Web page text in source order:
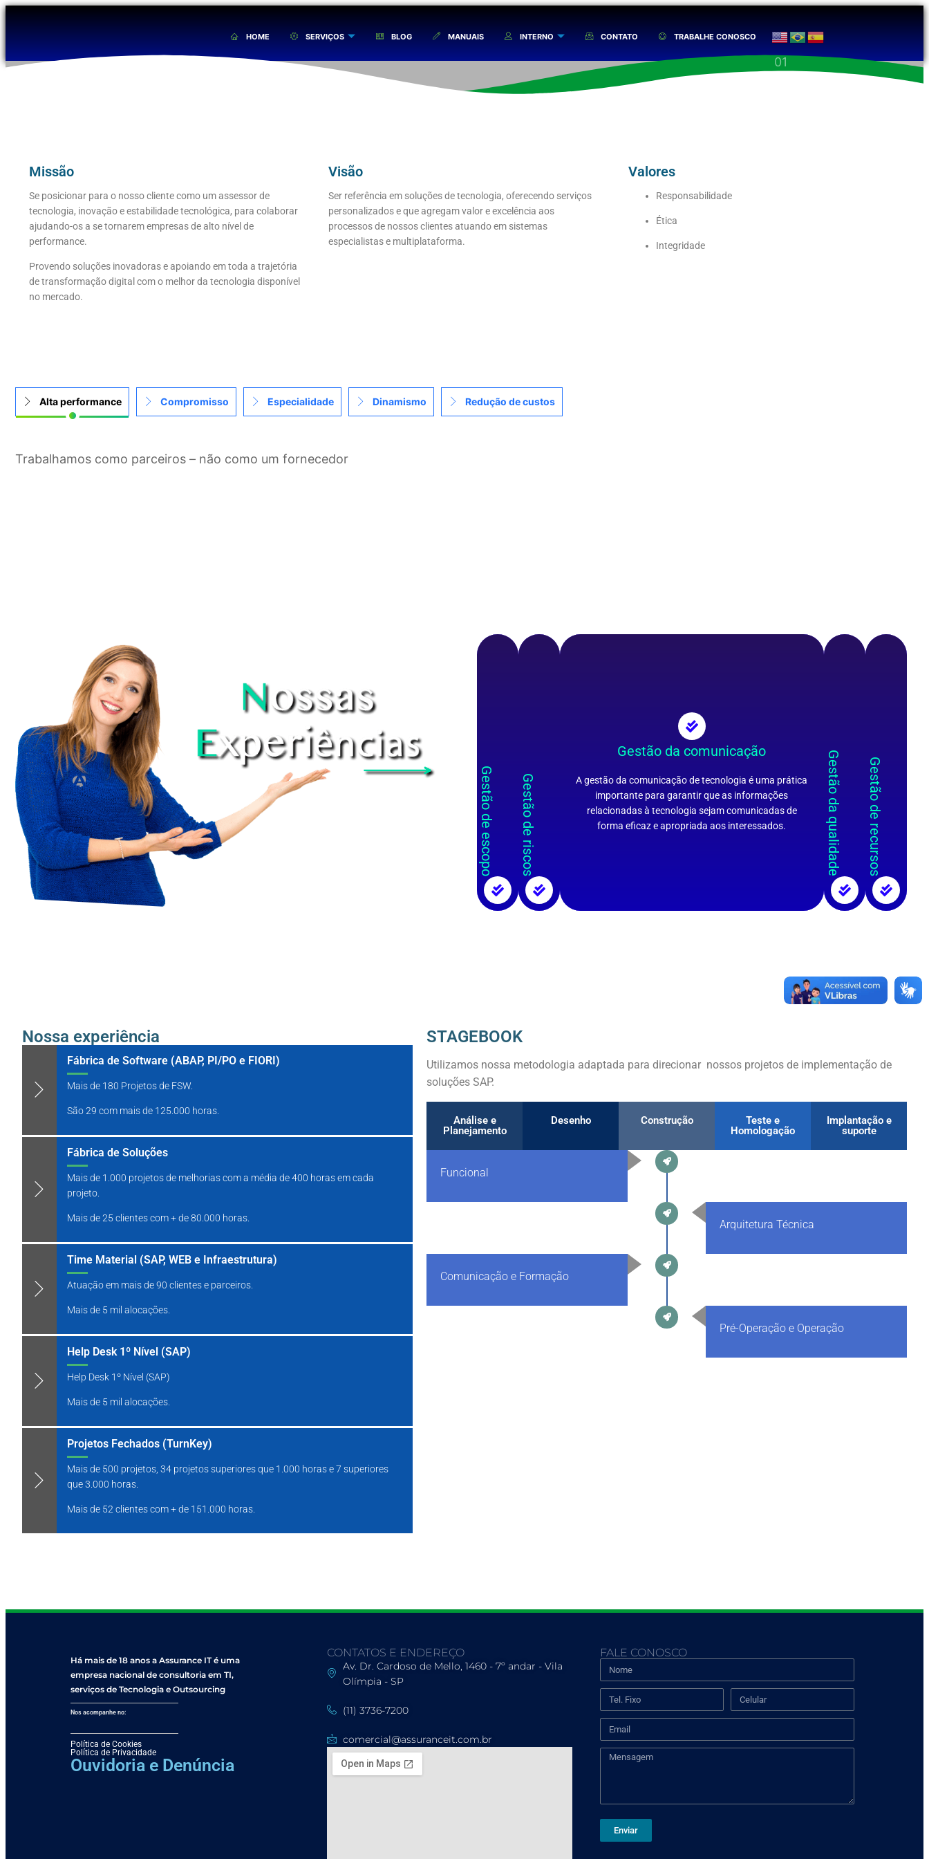
HOME SERVIÇOS BLOG MANUAIS INTERNO CONTATO TRABALHE CONOSCO
Missão
Se posicionar para o nosso cliente como um assessor de
tecnologia, inovação e estabilidade tecnológica, para colaborar
ajudando-os a se tornarem empresas de alto nível de
performance.
Provendo soluções inovadoras e apoiando em toda a trajetória
de transformação digital com o melhor da tecnologia disponível
no mercado.
Visão
Ser referência em soluções de tecnologia, oferecendo serviços
personalizados e que agregam valor e excelência aos
processos de nossos clientes atuando em sistemas
especialistas e multiplataforma.
Valores
Responsabilidade
Ética
Integridade
Alta performance Compromisso Especialidade Dinamismo Redução de custos
Trabalhamos como parceiros – não como um fornecedor
Gestão de escopo Gestão de riscos
Gestão da comunicação
A gestão da comunicação de tecnologia é uma prática
importante para garantir que as informações
relacionadas à tecnologia sejam comunicadas de
forma eficaz e apropriada aos interessados.
Gestão da qualidade Gestão de recursos
Nossa experiência
Fábrica de Software (ABAP, PI/PO e FIORI)
Mais de 180 Projetos de FSW.
São 29 com mais de 125.000 horas.
Fábrica de Soluções
Mais de 1.000 projetos de melhorias com a média de 400 horas em cada
projeto.
​Mais de 25 clientes com + de 80.000 horas.
Time Material (SAP, WEB e Infraestrutura)
Atuação em mais de 90 clientes e parceiros.
Mais de 5 mil alocações.
Help Desk 1º Nível (SAP)
Help Desk 1º Nível (SAP)
Mais de 5 mil alocações.
Projetos Fechados (TurnKey)
Mais de 500 projetos, 34 projetos superiores que 1.000 horas e 7 superiores
que 3.000 horas.
Mais de 52 clientes com + de 151.000 horas.
STAGEBOOK
Utilizamos nossa metodologia adaptada para direcionar nossos projetos de implementação de
soluções SAP.
Implantação e
suporte
Análise e
Planejamento
Desenho Construção
Teste e
Homologação
Funcional
Arquitetura Técnica
Comunicação e Formação
Pré-Operação e Operação
Há mais de 18 anos a Assurance IT é uma
empresa nacional de consultoria em TI,
serviços de Tecnologia e Outsourcing
Nos acompanhe no:
Política de Cookies
Política de Privacidade
Ouvidoria e Denúncia
CONTATOS E ENDEREÇO
Av. Dr. Cardoso de Mello, 1460 - 7º andar - Vila
Olímpia - SP
(11) 3736-7200
comercial@assuranceit.com.br
FALE CONOSCO
Enviar